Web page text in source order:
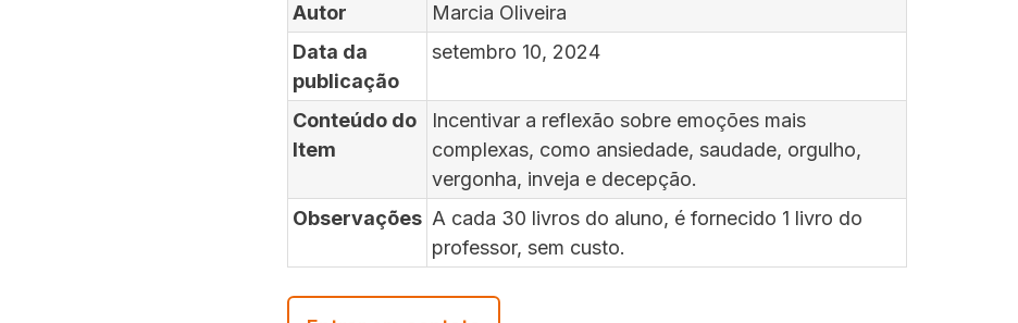
Autor
Marcia Oliveira
Data da
publicação
setembro 10, 2024
Conteúdo do
Item
Incentivar a reflexão sobre emoções mais
complexas, como ansiedade, saudade, orgulho,
vergonha, inveja e decepção.
Observações A cada 30 livros do aluno, é fornecido 1 livro do
professor, sem custo.